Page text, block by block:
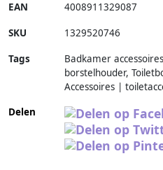
EAN 4008911329087
SKU 1329520746
Tags
Badkamer
borstelhouder,
Accessoires |
Delen